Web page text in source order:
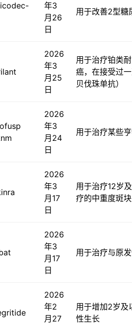
年3
月26
日
用于改善2型糖
2026
年3
月25
日
用于治疗铂类
癌，在接受过
贝伐珠单抗）
2026
年3
月24
日
用于治疗某些
2026
年3
月17
日
用于治疗12岁
疗的中重度斑
2026
年3
月17
日
用于治疗与原
2026
年2
月27
用于增加2岁及
性生长